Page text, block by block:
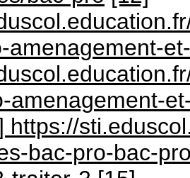
amenagement-
amenagement-
https://
bac-pro-bac-